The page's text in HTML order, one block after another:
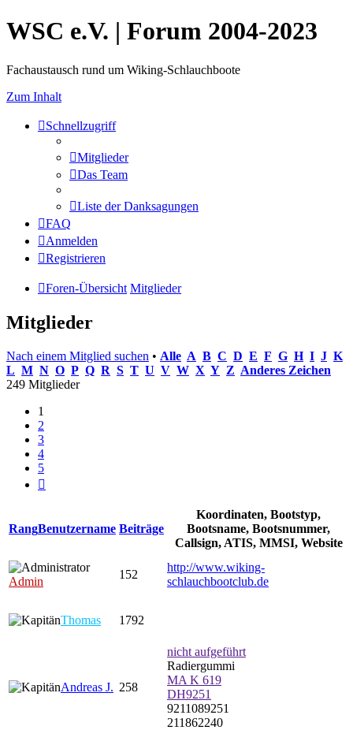
WSC e.V. | Forum 2004-2023
Fachaustausch rund um Wiking-Schlauchboote
Zum Inhalt
Schnellzugriff
Mitglieder
Das Team
Liste der Danksagungen
FAQ
Anmelden
Registrieren
Foren-Übersicht Mitglieder
Mitglieder
Nach einem Mitglied suchen • Alle A B C D E F G H I J K
L M N O P Q R S T U V W X Y Z Anderes Zeichen
249 Mitglieder
1
2
3
4
5
RangBenutzername Beiträge
Koordinaten, Bootstyp,
Bootsname, Bootsnummer,
Callsign, ATIS, MMSI, Website
Admin
152
http://www.wiking-
schlauchbootclub.de
Thomas 1792
Andreas J. 258
nicht aufgeführt
Radiergummi
MA K 619
DH9251
9211089251
211862240